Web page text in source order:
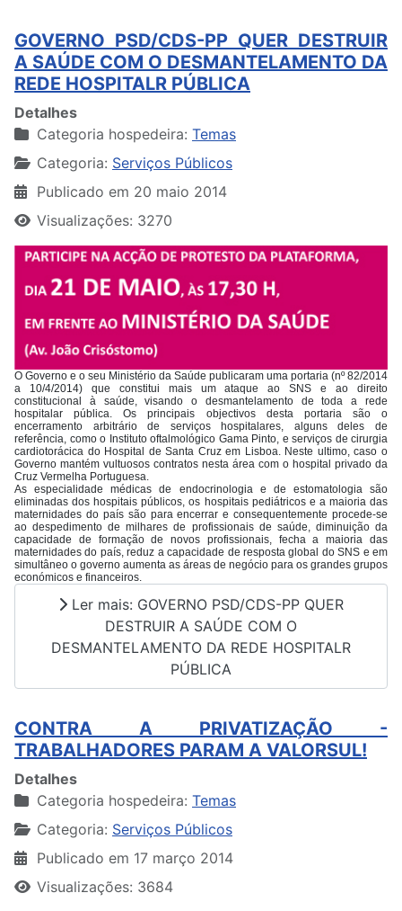
GOVERNO PSD/CDS-PP QUER DESTRUIR
A SAÚDE COM O DESMANTELAMENTO DA
REDE HOSPITALR PÚBLICA
Detalhes
Categoria hospedeira: Temas
Categoria: Serviços Públicos
Publicado em 20 maio 2014
Visualizações: 3270
O Governo e o seu Ministério da Saúde publicaram uma portaria (nº 82/2014
a 10/4/2014) que constitui mais um ataque ao SNS e ao direito
constitucional à saúde, visando o desmantelamento de toda a rede
hospitalar pública. Os principais objectivos desta portaria são o
encerramento arbitrário de serviços hospitalares, alguns deles de
referência, como o Instituto oftalmológico Gama Pinto, e serviços de cirurgia
cardiotorácica do Hospital de Santa Cruz em Lisboa. Neste ultimo, caso o
Governo mantém vultuosos contratos nesta área com o hospital privado da
Cruz Vermelha Portuguesa.
As especialidade médicas de endocrinologia e de estomatologia são
eliminadas dos hospitais públicos, os hospitais pediátricos e a maioria das
maternidades do país são para encerrar e consequentemente procede-se
ao despedimento de milhares de profissionais de saúde, diminuição da
capacidade de formação de novos profissionais, fecha a maioria das
maternidades do país, reduz a capacidade de resposta global do SNS e em
simultâneo o governo aumenta as áreas de negócio para os grandes grupos
económicos e financeiros.
Ler mais: GOVERNO PSD/CDS-PP QUER
DESTRUIR A SAÚDE COM O
DESMANTELAMENTO DA REDE HOSPITALR
PÚBLICA
CONTRA A PRIVATIZAÇÃO -
TRABALHADORES PARAM A VALORSUL!
Detalhes
Categoria hospedeira: Temas
Categoria: Serviços Públicos
Publicado em 17 março 2014
Visualizações: 3684